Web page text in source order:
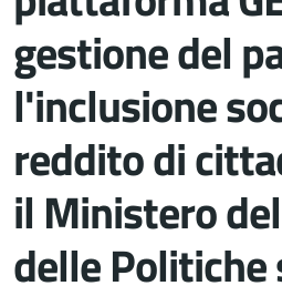
gestione del
l'inclusione
reddito di
il Ministero
delle Politiche